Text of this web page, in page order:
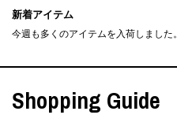
新着アイテム
今週も多くのアイテムを入荷しました。
Shopping Guide